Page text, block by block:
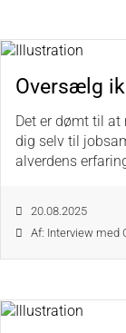
Oversælg
Det er dømt til
dig selv til
alverdens
20.08.2025
Af: Interview med